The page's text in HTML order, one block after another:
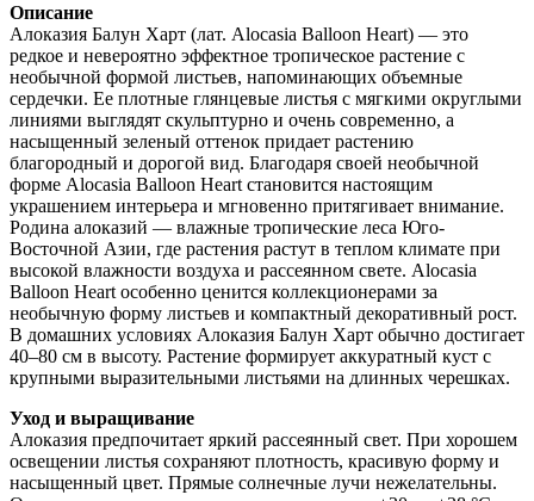
Описание
Алоказия Балун Харт (лат. Alocasia Balloon Heart) — это
редкое и невероятно эффектное тропическое растение с
необычной формой листьев, напоминающих объемные
сердечки. Ее плотные глянцевые листья с мягкими округлыми
линиями выглядят скульптурно и очень современно, а
насыщенный зеленый оттенок придает растению
благородный и дорогой вид. Благодаря своей необычной
форме Alocasia Balloon Heart становится настоящим
украшением интерьера и мгновенно притягивает внимание.
Родина алоказий — влажные тропические леса Юго-
Восточной Азии, где растения растут в теплом климате при
высокой влажности воздуха и рассеянном свете. Alocasia
Balloon Heart особенно ценится коллекционерами за
необычную форму листьев и компактный декоративный рост.
В домашних условиях Алоказия Балун Харт обычно достигает
40–80 см в высоту. Растение формирует аккуратный куст с
крупными выразительными листьями на длинных черешках.
Уход и выращивание
Алоказия предпочитает яркий рассеянный свет. При хорошем
освещении листья сохраняют плотность, красивую форму и
насыщенный цвет. Прямые солнечные лучи нежелательны.